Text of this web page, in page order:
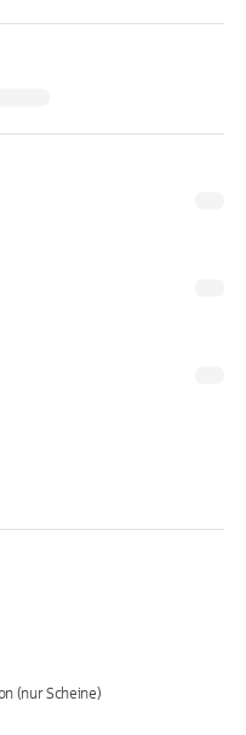
(nur Scheine)